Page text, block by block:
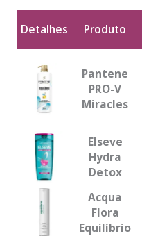
Detalhes Produto
Pantene
PRO-V
Miracles
Elseve
Hydra
Detox
Acqua
Flora
Equilíbrio